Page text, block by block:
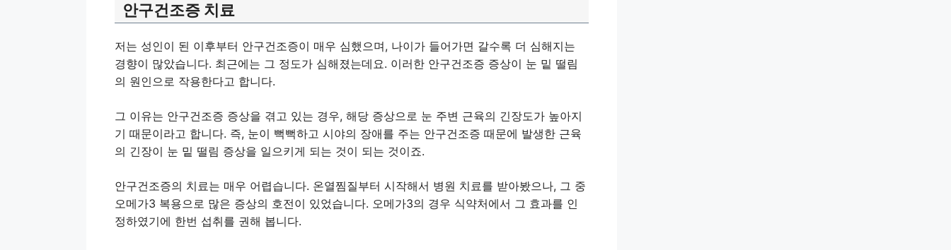
안구건조증 치료
저는 성인이 된 이후부터 안구건조증이 매우 심했으며, 나이가 들어가면 갈수록 더 심해지는
경향이 많았습니다. 최근에는 그 정도가 심해졌는데요. 이러한 안구건조증 증상이 눈 밑 떨림
의 원인으로 작용한다고 합니다.
그 이유는 안구건조증 증상을 겪고 있는 경우, 해당 증상으로 눈 주변 근육의 긴장도가 높아지
기 때문이라고 합니다. 즉, 눈이 뻑뻑하고 시야의 장애를 주는 안구건조증 때문에 발생한 근육
의 긴장이 눈 밑 떨림 증상을 일으키게 되는 것이 되는 것이죠.
안구건조증의 치료는 매우 어렵습니다. 온열찜질부터 시작해서 병원 치료를 받아봤으나, 그 중
오메가3 복용으로 많은 증상의 호전이 있었습니다. 오메가3의 경우 식약처에서 그 효과를 인
정하였기에 한번 섭취를 권해 봅니다.